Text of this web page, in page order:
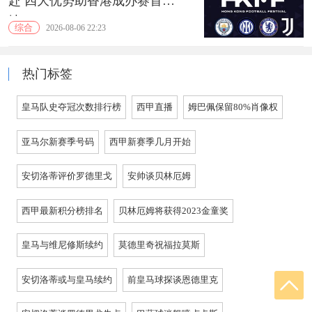
地综合 2026-08-06 22:23
热门标签
皇马队史夺冠次数排行榜 西甲直播 姆巴佩保留80%肖像权
亚马尔新赛季号码 西甲新赛季几月开始
安切洛蒂评价罗德里戈 安帅谈贝林厄姆
西甲最新积分榜排名 贝林厄姆将获得2023金童奖
皇马与维尼修斯续约 莫德里奇祝福拉莫斯
安切洛蒂或与皇马续约 前皇马球探谈恩德里克